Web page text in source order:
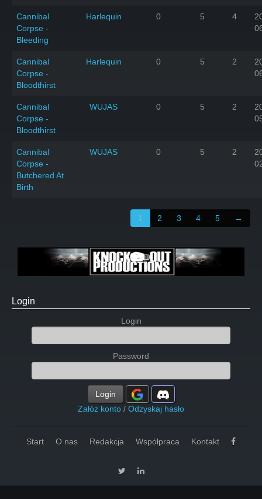
Cannibal
Corpse -
Bleeding
Harlequin 0 5 4
Cannibal
Corpse -
Bloodthirst
Harlequin 0 5 2
Cannibal
Corpse -
Bloodthirst
WUJAS 0 5 2
Cannibal
Corpse -
Butchered At
Birth
WUJAS 0 5 2
1 2 3 4 5 →
Login
Login
Password
Login
Załóż konto / Odzyskaj hasło
Start O nas Redakcja Współpraca Kontakt